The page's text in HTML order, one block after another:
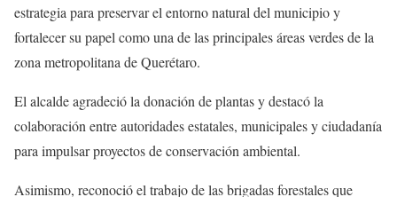
estrategia para preservar el entorno natural del municipio y
fortalecer su papel como una de las principales áreas verdes de la
zona metropolitana de Querétaro.
El alcalde agradeció la donación de plantas y destacó la
colaboración entre autoridades estatales, municipales y ciudadanía
para impulsar proyectos de conservación ambiental.
Asimismo, reconoció el trabajo de las brigadas forestales que